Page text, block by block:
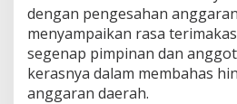
dengan pengesahan
menyampaikan rasa
segenap pimpinan dan
kerasnya dalam membahas
anggaran daerah.